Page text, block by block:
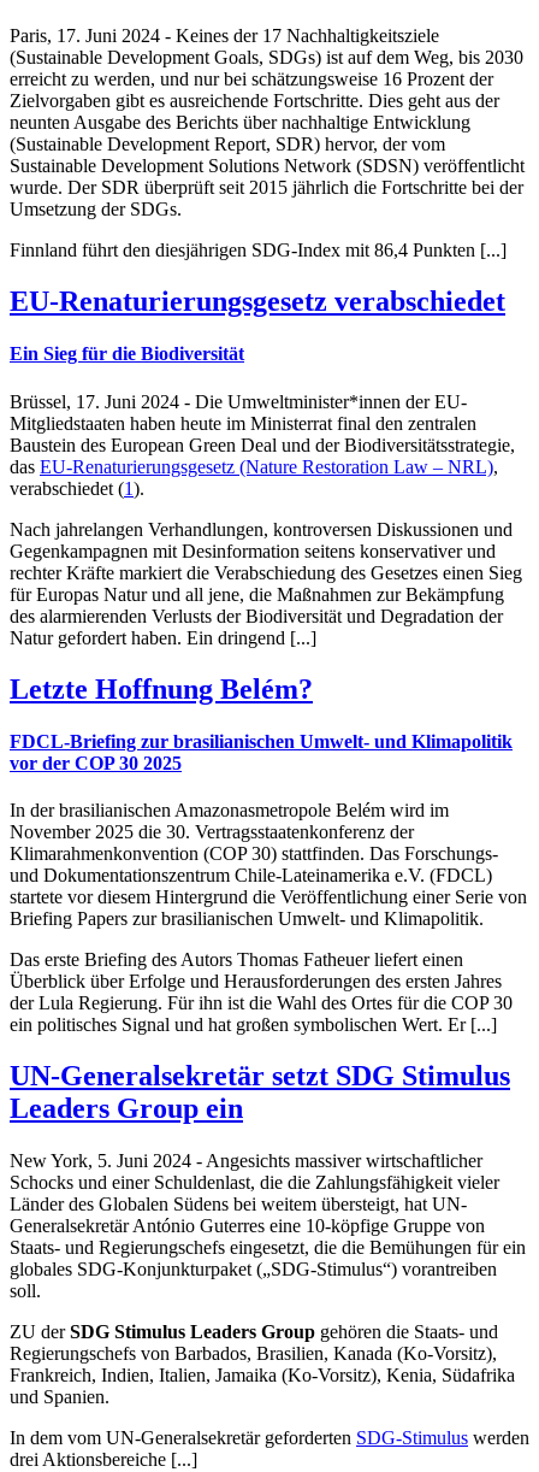
Paris, 17. Juni 2024 - Keines der 17 Nachhaltigkeitsziele
(Sustainable Development Goals, SDGs) ist auf dem Weg, bis 2030
erreicht zu werden, und nur bei schätzungsweise 16 Prozent der
Zielvorgaben gibt es ausreichende Fortschritte. Dies geht aus der
neunten Ausgabe des Berichts über nachhaltige Entwicklung
(Sustainable Development Report, SDR) hervor, der vom
Sustainable Development Solutions Network (SDSN) veröffentlicht
wurde. Der SDR überprüft seit 2015 jährlich die Fortschritte bei der
Umsetzung der SDGs.
Finnland führt den diesjährigen SDG-Index mit 86,4 Punkten [...]
EU-Renaturierungsgesetz verabschiedet
Ein Sieg für die Biodiversität
Brüssel, 17. Juni 2024 - Die Umweltminister*innen der EU-
Mitgliedstaaten haben heute im Ministerrat final den zentralen
Baustein des European Green Deal und derBiodiversitätsstrategie,
das EU-Renaturierungsgesetz (Nature Restoration Law – NRL),
verabschiedet (1).
Nach jahrelangen Verhandlungen, kontroversen Diskussionen und
Gegenkampagnen mit Desinformation seitens konservativer und
rechter Kräfte markiert die Verabschiedung des Gesetzes einen Sieg
für Europas Natur und all jene, die Maßnahmen zur Bekämpfung
des alarmierenden Verlusts der Biodiversität und Degradation der
Natur gefordert haben. Ein dringend [...]
Letzte Hoffnung Belém?
FDCL-Briefing zur brasilianischen Umwelt- und Klimapolitik
vor der COP 30 2025
In der brasilianischen Amazonasmetropole Belém wird im
November 2025 die 30. Vertragsstaatenkonferenz der
Klimarahmenkonvention (COP 30) stattfinden. Das Forschungs-
und Dokumentationszentrum Chile-Lateinamerika e.V. (FDCL)
startete vor diesem Hintergrund die Veröffentlichung einer Serie von
Briefing Papers zur brasilianischen Umwelt- und Klimapolitik.
Das erste Briefing des Autors Thomas Fatheuer liefert einen
Überblick über Erfolge und Herausforderungen des ersten Jahres
der Lula Regierung. Für ihn ist die Wahl des Ortes für die COP 30
ein politisches Signal und hat großen symbolischen Wert. Er [...]
UN-Generalsekretär setzt SDG Stimulus
Leaders Group ein
New York, 5. Juni 2024 - Angesichts massiver wirtschaftlicher
Schocks und einer Schuldenlast, die die Zahlungsfähigkeit vieler
Länder des Globalen Südens bei weitem übersteigt, hat UN-
Generalsekretär António Guterres eine 10-köpfige Gruppe von
Staats- und Regierungschefs eingesetzt, die die Bemühungen für ein
globales SDG-Konjunkturpaket („SDG-Stimulus“) vorantreiben
soll.
ZU derSDG Stimulus Leaders Group gehören die Staats- und
Regierungschefs von Barbados, Brasilien, Kanada (Ko-Vorsitz),
Frankreich, Indien, Italien, Jamaika (Ko-Vorsitz), Kenia, Südafrika
und Spanien.
In dem vom UN-Generalsekretär geforderten SDG-Stimulus werden
drei Aktionsbereiche [...]